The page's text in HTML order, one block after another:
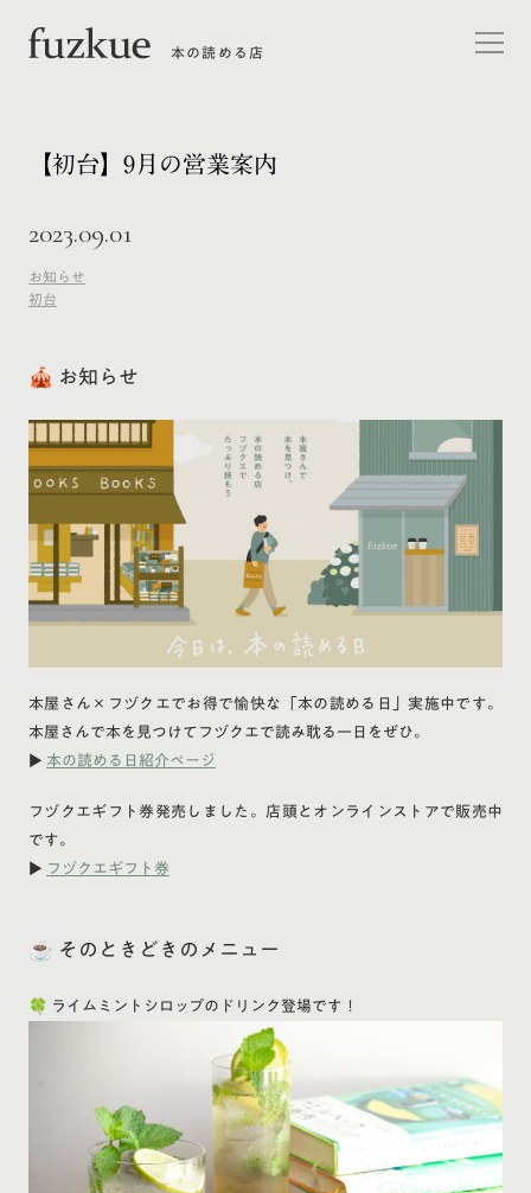
本の読める店
【初台】9月の営業案内
2023.09.01
お知らせ
初台
🎪 お知らせ
本屋さん×フヅクエでお得で愉快な「本の読める日」実施中です。
本屋さんで本を見つけてフヅクエで読み耽る一日をぜひ。
▶ 本の読める日紹介ページ
フヅクエギフト券発売しました。店頭とオンラインストアで販売中
です。
▶ フヅクエギフト券
☕ そのときどきのメニュー
🍀 ライムミントシロップのドリンク登場です！